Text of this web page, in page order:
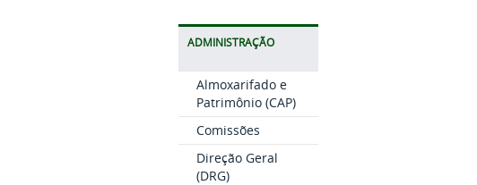
ADMINISTRAÇÃO
Almoxarifado e
Patrimônio (CAP)
Comissões
Direção Geral
(DRG)